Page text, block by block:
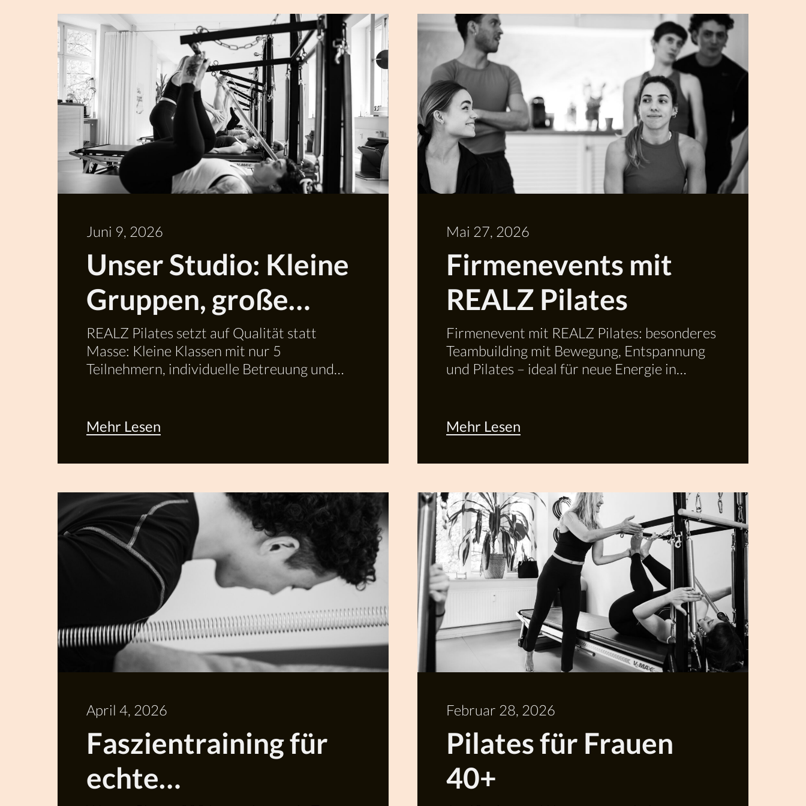
Juni 9, 2026
Unser Studio: Kleine
Gruppen, große
Qualität
REALZ Pilates setzt auf Qualität statt
Masse: Kleine Klassen mit nur 5
Teilnehmern, individuelle Betreuung und
Mehr
Lesen
Mehr Lesen
Mai 27, 2026
Firmenevents mit
REALZ Pilates
Firmenevent mit REALZ Pilates: besonderes
Teambuilding mit Bewegung, Entspannung
und Pilates – ideal für neue Energie in
Mehr
Lesen
Mehr Lesen
April 4, 2026
Faszientraining für
echte
Mehr
Lesen
Februar 28, 2026
Pilates für Frauen
40+
Mehr
Lesen